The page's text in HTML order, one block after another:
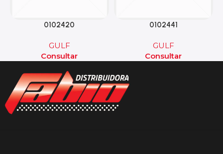
0102420
GULF
Consultar
0102441
GULF
Consultar